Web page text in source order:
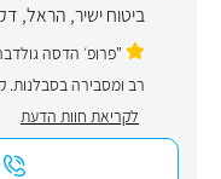
ביטוח ישיר, הראל,
"פרופ׳ הדסה
רב ומסבירה בסבלנות.
לקריאת חוות הדעת